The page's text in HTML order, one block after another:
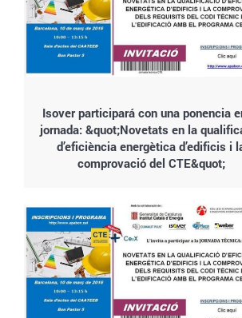
Isover participará con una ponencia
jornada: &quot;Novetats en la
d’eficiència energètica d’edificis i
comprovació del CTE&quot;